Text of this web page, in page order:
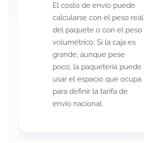
El costo de envío puede
calcularse con el peso real
del paquete o con el peso
volumétrico. Si la caja es
grande, aunque pese
poco, la paquetería puede
usar el espacio que ocupa
para definir la tarifa de
envío nacional.